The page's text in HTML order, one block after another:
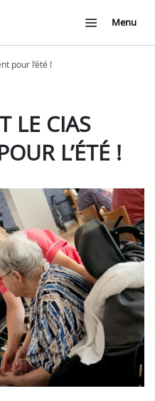
Menu
pour l’été !
LE CIAS
L’ÉTÉ !